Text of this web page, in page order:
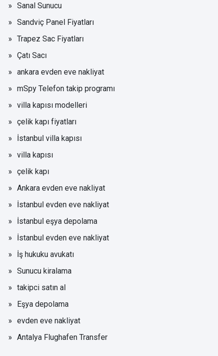
Sanal Sunucu
Sandviç Panel Fiyatları
Trapez Sac Fiyatları
Çatı Sacı
ankara evden eve nakliyat
mSpy Telefon takip programı
villa kapısı modelleri
çelik kapı fiyatları
İstanbul villa kapısı
villa kapısı
çelik kapı
Ankara evden eve nakliyat
İstanbul evden eve nakliyat
İstanbul eşya depolama
İstanbul evden eve nakliyat
İş hukuku avukatı
Sunucu kiralama
takipci satın al
Eşya depolama
evden eve nakliyat
Antalya Flughafen Transfer